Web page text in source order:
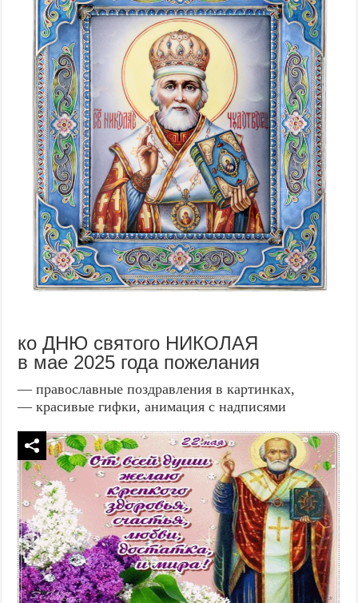
ко ДНЮ святого НИКОЛАЯ
в мае 2025 года пожелания
— православные поздравления в картинках,
— красивые гифки, анимация с надписями